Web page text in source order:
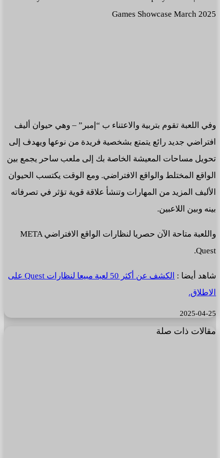
وفي اللعبة تقوم بتربية والاعتناء ب “إمبر” – وهي حيوان أليف
افتراضي جديد رائع يتمتع بشخصية فريدة من نوعها ويهدف إلى
تحويل مساحات المعيشة الخاصة بك إلى ملعب ساحر يجمع بين
الواقع المختلط والواقع الافتراضي. ومع الوقت يكتسب الحيوان
الأليف المزيد من المهارات وتنشأ علاقة قوية تؤثر في تصرفاته
بينه وبين اللاعبين.
واللعبة متاحة الآن حصريا لنظارات الواقع الافتراضي META
Quest.
شاهد أيضا :
الكشف عن أكثر 50 لعبة مبيعا لنظارات Quest على
الاطلاق.
2025-04-25
مقالات ذات صلة